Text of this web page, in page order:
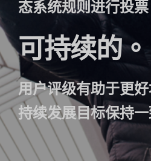
态系统规则进行投票
可持续的。
用户评级有助于更
持续发展目标保持一